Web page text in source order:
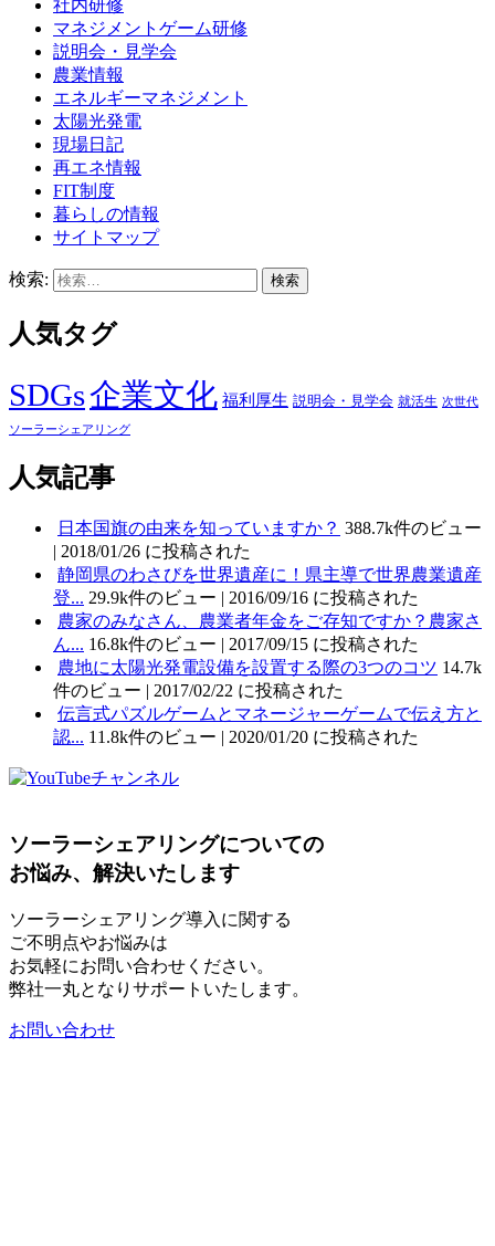
社内研修
マネジメントゲーム研修
説明会・見学会
農業情報
エネルギーマネジメント
太陽光発電
現場日記
再エネ情報
FIT制度
暮らしの情報
サイトマップ
検索:
人気タグ
SDGs企業文化 福利厚生 説明会・見学会 就活生 次世代
ソーラーシェアリング
人気記事
日本国旗の由来を知っていますか？ 388.7k件のビュー
| 2018/01/26 に投稿された
静岡県のわさびを世界遺産に！県主導で世界農業遺産
登... 29.9k件のビュー | 2016/09/16 に投稿された
農家のみなさん、農業者年金をご存知ですか？農家さ
ん... 16.8k件のビュー | 2017/09/15 に投稿された
農地に太陽光発電設備を設置する際の3つのコツ 14.7k
件のビュー | 2017/02/22 に投稿された
伝言式パズルゲームとマネージャーゲームで伝え方と
認... 11.8k件のビュー | 2020/01/20 に投稿された
ソーラーシェアリングについての
お悩み、解決いたします
ソーラーシェアリング導入に関する
ご不明点やお悩みは
お気軽にお問い合わせください。
弊社一丸となりサポートいたします。
お問い合わせ